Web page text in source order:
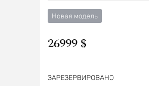
Новая модель
26999 $
ЗАРЕЗЕРВИРОВАНО